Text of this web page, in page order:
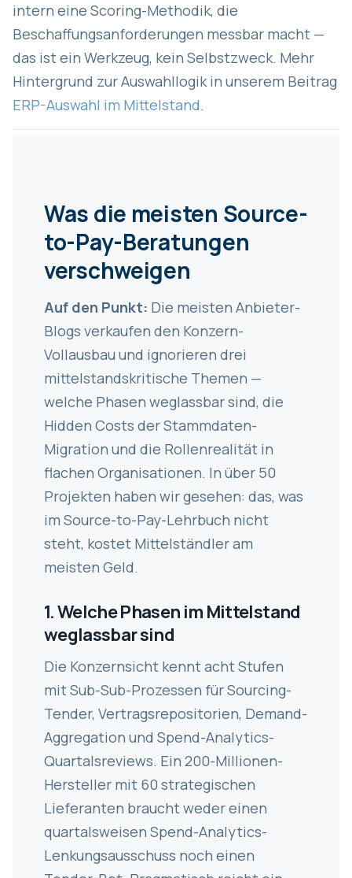
intern eine Scoring-Methodik, die
Beschaffungsanforderungen messbar macht —
das ist ein Werkzeug, kein Selbstzweck. Mehr
Hintergrund zur Auswahllogik in unserem Beitrag
ERP-Auswahl im Mittelstand.
Was die meisten Source-
to-Pay-Beratungen
verschweigen
Auf den Punkt: Die meisten Anbieter-
Blogs verkaufen den Konzern-
Vollausbau und ignorieren drei
mittelstandskritische Themen —
welche Phasen weglassbar sind, die
Hidden Costs der Stammdaten-
Migration und die Rollenrealität in
flachen Organisationen. In über 50
Projekten haben wir gesehen: das, was
im Source-to-Pay-Lehrbuch nicht
steht, kostet Mittelständler am
meisten Geld.
1. Welche Phasen im Mittelstand
weglassbar sind
Die Konzernsicht kennt acht Stufen
mit Sub-Sub-Prozessen für Sourcing-
Tender, Vertragsrepositorien, Demand-
Aggregation und Spend-Analytics-
Quartalsreviews. Ein 200-Millionen-
Hersteller mit 60 strategischen
Lieferanten braucht weder einen
quartalsweisen Spend-Analytics-
Lenkungsausschuss noch einen